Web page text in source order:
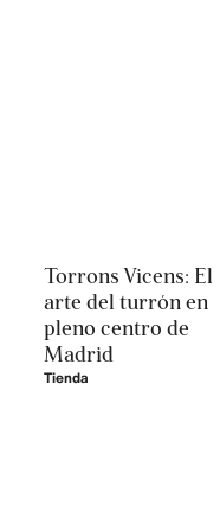
Torrons Vicens: El
arte del turrón en
pleno centro de
Madrid
Tienda